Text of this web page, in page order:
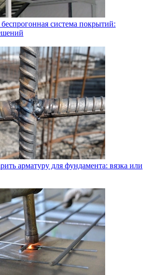
система покрытий:
арматуру для фундамента: вязка или